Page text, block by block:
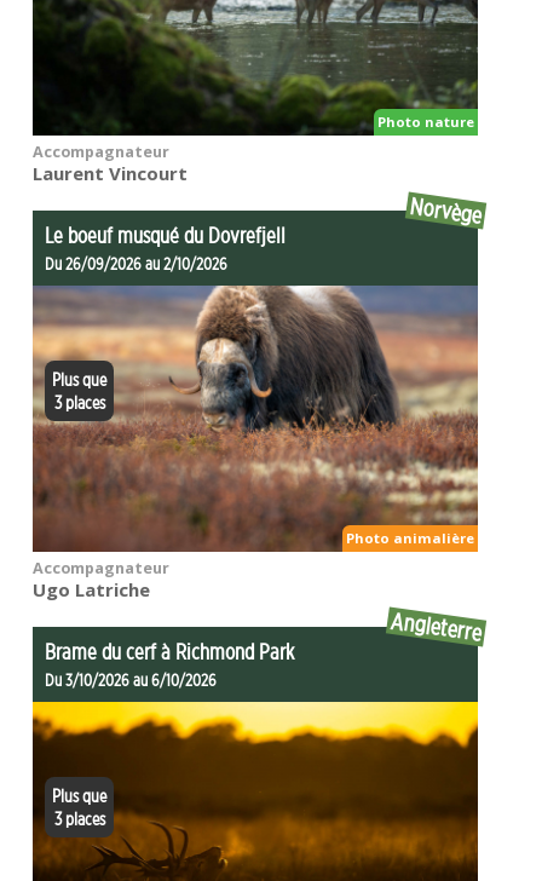
Photo nature
Accompagnateur
Laurent Vincourt
Le boeuf musqué du Dovrefjell
Norvège
Du 26/09/2026 au 2/10/2026
Photo animalière
Plus que
3 places
Accompagnateur
Ugo Latriche
Brame du cerf à Richmond Park
Angleterre
Du 3/10/2026 au 6/10/2026
Plus que
3 places